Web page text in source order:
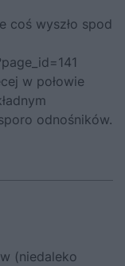
coś wyszło spod
w połowie
odnośników.
(niedaleko